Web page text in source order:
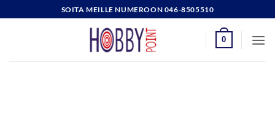
to
SOITA MEILLE NUMEROON 046-8505510
0